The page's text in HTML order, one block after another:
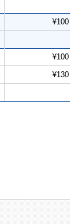
¥100
¥100
¥130